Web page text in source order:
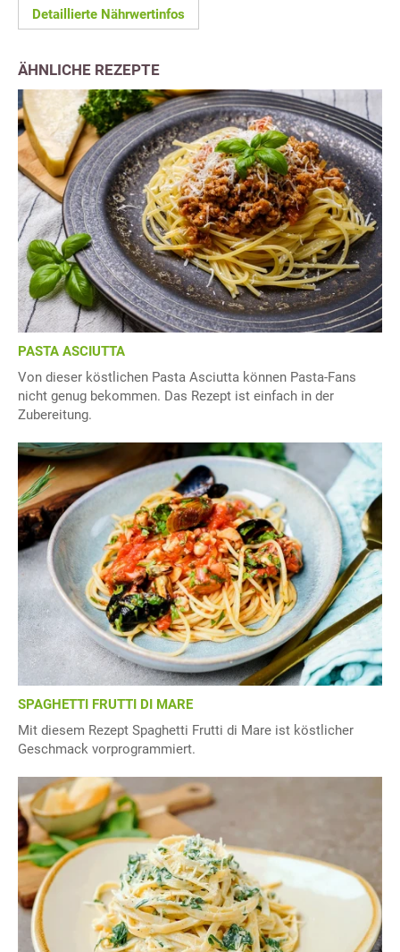
Detaillierte Nährwertinfos
ÄHNLICHE REZEPTE
PASTA ASCIUTTA
Von dieser köstlichen Pasta Asciutta können Pasta-Fans
nicht genug bekommen. Das Rezept ist einfach in der
Zubereitung.
SPAGHETTI FRUTTI DI MARE
Mit diesem Rezept Spaghetti Frutti di Mare ist köstlicher
Geschmack vorprogrammiert.